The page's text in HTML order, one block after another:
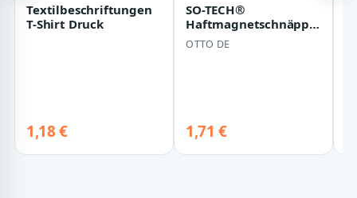
Textilbeschriftungen
T-Shirt Druck
1,18 €
SO-TECH®
Haftmagnetschnäpper
Doppel-
Rollenschnäpper
OTTO DE
1,71 €